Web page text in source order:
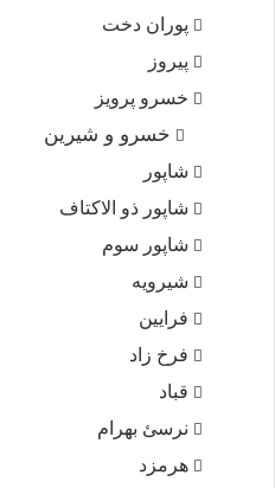
پوران دخت
پیروز
خسرو پرویز
خسرو و شیرین
شاپور
شاپور ذو الاکتاف
شاپور سوم‏
شیرویه
فرایین
فرخ زاد
قباد
نرسئ بهرام‏
هرمزد